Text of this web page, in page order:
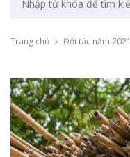
Trang chủ Đối tác năm 2021